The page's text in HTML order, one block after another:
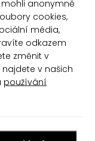
buďte
anonymně
cookies,
média,
odkazem
změnit v
v našich
používání